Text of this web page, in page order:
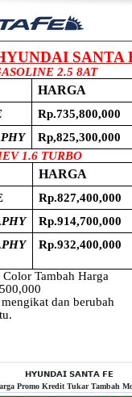
𝗛𝗬𝗨𝗡𝗗𝗔𝗜 𝗦𝗔𝗡𝗧𝗔 𝗙𝗘
Promo Kredit Tukar Tambah